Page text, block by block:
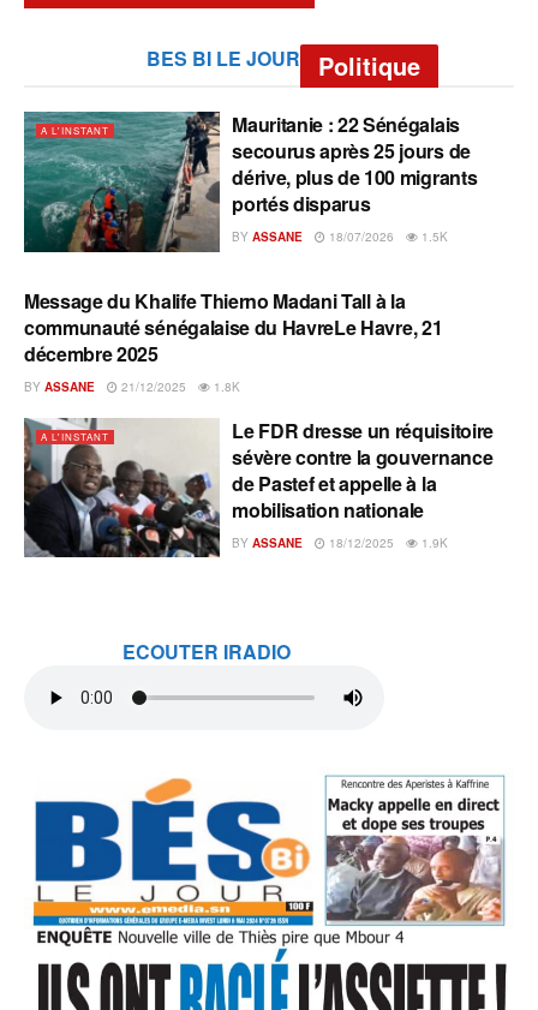
BES BI LE JOUR Politique
A L'INSTANT
Mauritanie : 22 Sénégalais
secourus après 25 jours de
dérive, plus de 100 migrants
portés disparus
BY ASSANE 18/07/2026 1.5K
A L'INSTANT
Message du Khalife Thierno Madani Tall à la
communauté sénégalaise du HavreLe Havre, 21
décembre 2025
BY ASSANE 21/12/2025 1.8K
A L'INSTANT
Le FDR dresse un réquisitoire
sévère contre la gouvernance
de Pastef et appelle à la
mobilisation nationale
BY ASSANE 18/12/2025 1.9K
ECOUTER IRADIO